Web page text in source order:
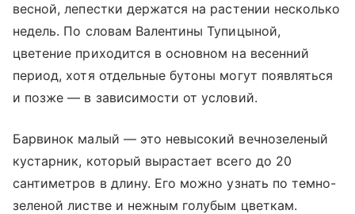
весной, лепестки держатся на растении несколько
недель. По словам Валентины Тупицыной,
цветение приходится в основном на весенний
период, хотя отдельные бутоны могут появляться
и позже — в зависимости от условий.
Барвинок малый — это невысокий вечнозеленый
кустарник, который вырастает всего до 20
сантиметров в длину. Его можно узнать по темно-
зеленой листве и нежным голубым цветкам.